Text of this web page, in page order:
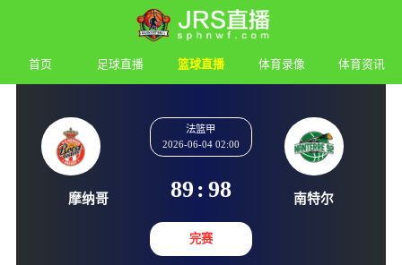
首页 足球直播 篮球直播 体育录像 体育资讯
法篮甲
89: